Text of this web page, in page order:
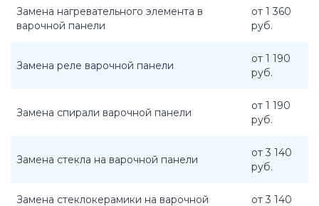
Замена нагревательного элемента в
варочной панели
от 1 360
руб.
Замена реле варочной панели
от 1 190
руб.
Замена спирали варочной панели
от 1 190
руб.
Замена стекла на варочной панели
от 3 140
руб.
Замена стеклокерамики на варочной от 3 140